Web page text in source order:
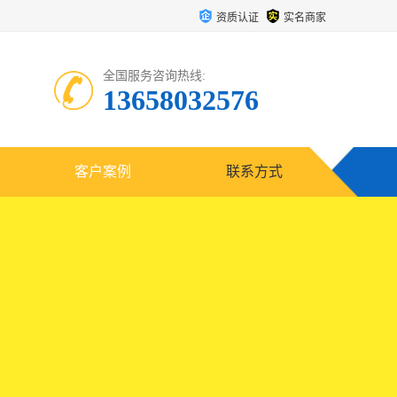
资质认证 实名商家
全国服务咨询热线:
13658032576
客户案例 联系方式